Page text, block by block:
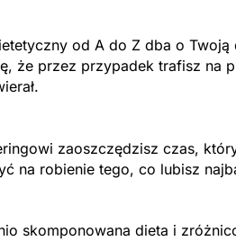
od A do Z dba o Twoją
że przez przypadek trafisz na
zaoszczędzisz czas,
na robienie tego, co lubisz
skomponowana dieta i